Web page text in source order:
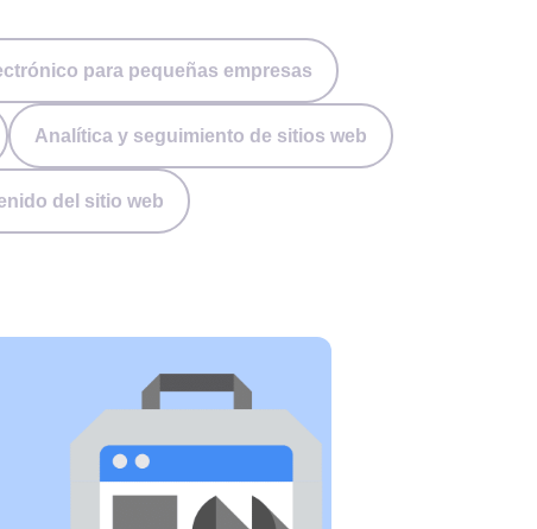
para pequeñas empresas
Analítica y seguimiento de sitios web
del sitio web